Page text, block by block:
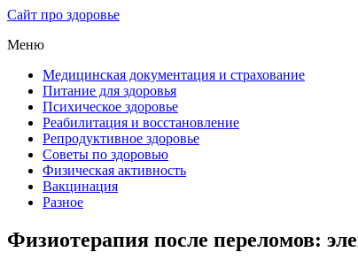
Сайт про здоровье
Меню
Медицинская документация и страхование
Питание для здоровья
Психическое здоровье
Реабилитация и восстановление
Репродуктивное здоровье
Советы по здоровью
Физическая активность
Вакцинация
Разное
Физиотерапия после переломов: